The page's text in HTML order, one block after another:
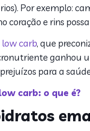
Por exemplo:
coração e rins
low carb, que
ganhou
para a
carb: o que é?